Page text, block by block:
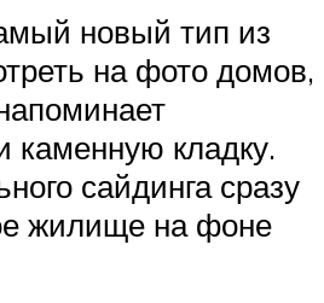
новый тип из
на фото домов,
каменную кладку.
сайдинга сразу
жилище на фоне